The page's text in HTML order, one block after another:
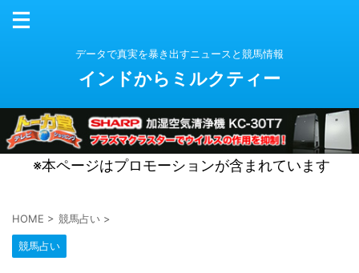
データで真実を暴き出すニュースと競馬情報
インドからミルクティー
※本ページはプロモーションが含まれています
HOME > 競馬占い >
競馬占い